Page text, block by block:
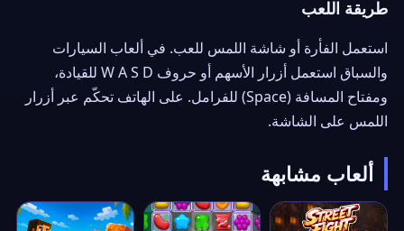
طريقة اللعب
استعمل الفأرة أو شاشة اللمس للعب. في ألعاب السيارات
والسباق استعمل أزرار الأسهم أو حروف W A S D للقيادة،
ومفتاح المسافة (Space) للفرامل. على الهاتف تحكّم عبر أزرار
اللمس على الشاشة.
ألعاب مشابهة